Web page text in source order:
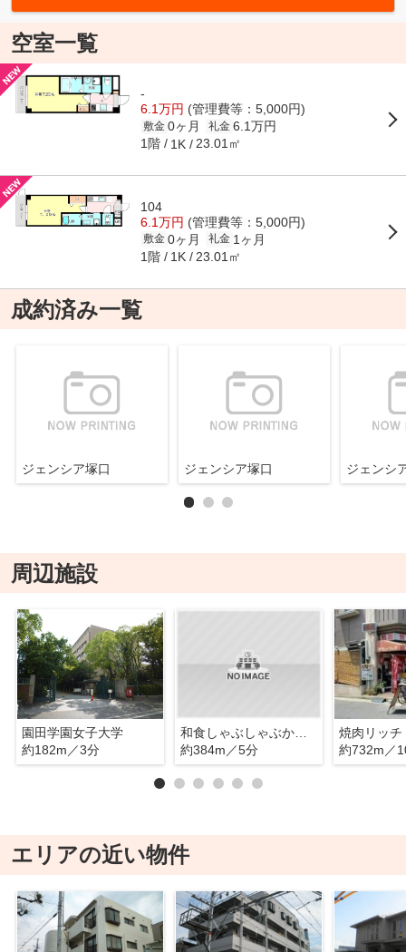
空室一覧
-
6.1万円 (管理費等：5,000円)
敷金 0ヶ月 礼金 6.1万円
1階 1K 23.01㎡
104
6.1万円 (管理費等：5,000円)
敷金 0ヶ月 礼金 1ヶ月
1階 1K 23.01㎡
成約済み一覧
ジェンシア塚口 ジェンシア塚口 ジェンシ
周辺施設
園田学園女子大学
約182m／3分
和食しゃぶしゃぶかごの屋 塚口店
約384m／5分
焼肉リッチ
約732m／
エリアの近い物件